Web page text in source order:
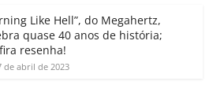
o
m
Like Hell”, do Megahertz,
quase 40 anos de história;
resenha!
de abril de 2023